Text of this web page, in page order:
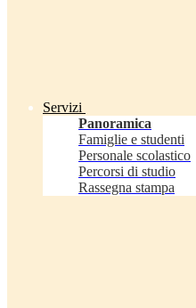
Servizi
Panoramica
Famiglie e studenti
Personale scolastico
Percorsi di studio
Rassegna stampa